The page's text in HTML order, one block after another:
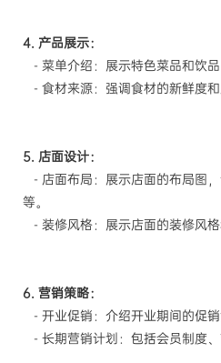
4. 产品展示：
- 菜单介绍：展示特色菜品和饮品
- 食材来源：强调食材的新鲜度和
5. 店面设计：
- 店面布局：展示店面的布局图
等。
- 装修风格：展示店面的装修风格
6. 营销策略：
- 开业促销：介绍开业期间的促销
- 长期营销计划：包括会员制度、